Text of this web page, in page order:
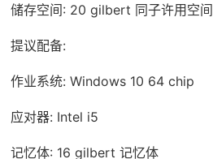
储存空间: 20 gilbert 同子许用空间
提议配备:
作业系统: Windows 10 64 chip
应对器: Intel i5
记忆体: 16 gilbert 记忆体